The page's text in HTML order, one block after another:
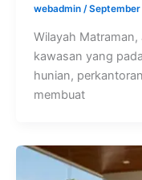
webadmin /
Wilayah Matraman,
kawasan yang
hunian,
membuat